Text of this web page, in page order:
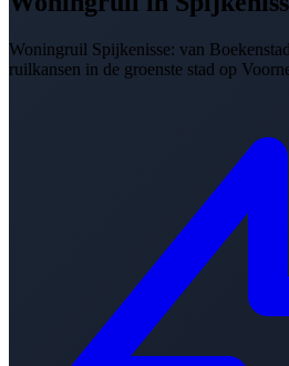
Woningruil Spijkenisse: van
ruilkansen in de groenste stad op